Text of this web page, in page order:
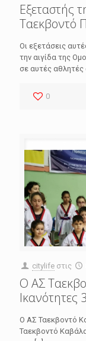
Εξεταστής
Ταεκβοντό
Οι εξετάσεις
την αιγίδα της
σε αυτές
0
citylife στις
Ο ΑΣ
Ικανότητες 3
Ο ΑΣ Ταεκβοντό
Ταεκβοντό